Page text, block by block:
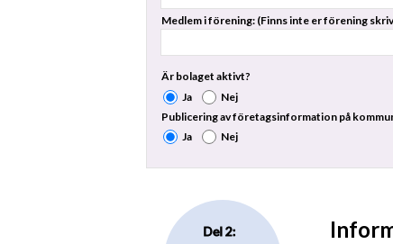
Medlem i förening: (Finns inte er förening
Är bolaget aktivt?
Ja
Nej
Publicering av företagsinformation på
Ja
Nej
Del 2: